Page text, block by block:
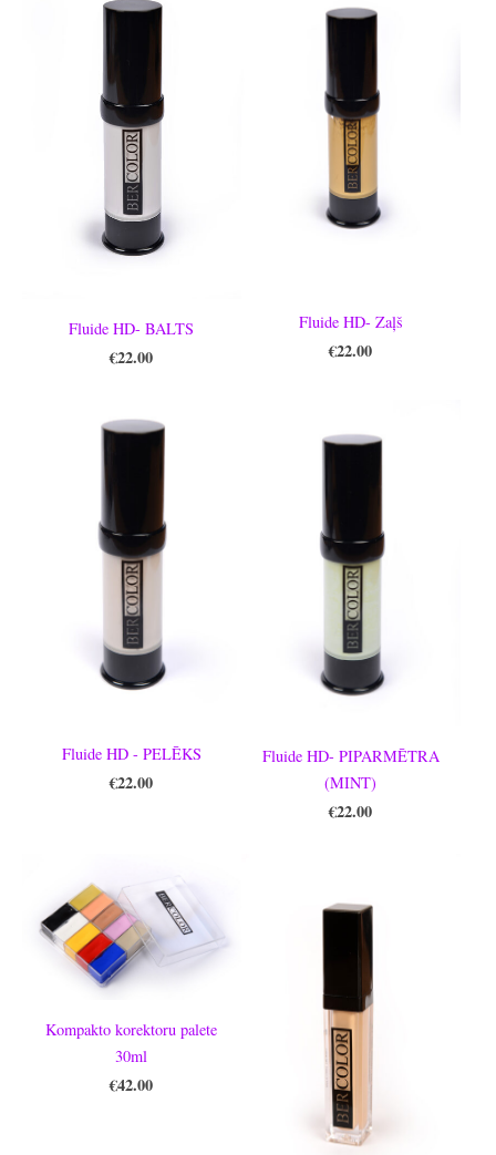
Fluide HD- BALTS
€22.00
Fluide HD- Zaļš
€22.00
Fluide HD - PELĒKS
€22.00
Fluide HD- PIPARMĒTRA
(MINT)
€22.00
Kompakto korektoru palete
30ml
€42.00